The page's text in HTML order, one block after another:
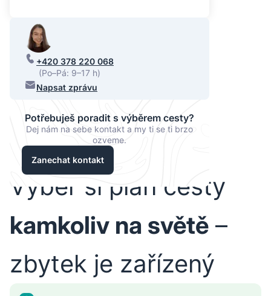
+420 378 220 068
(Po–Pá: 9–17 h)
Napsat zprávu
Potřebuješ poradit s výběrem cesty?
Dej nám na sebe kontakt a my ti se ti brzo
ozveme.
Zanechat kontakt
Vyber si plán cesty
kamkoliv na světě –
zbytek je zařízený